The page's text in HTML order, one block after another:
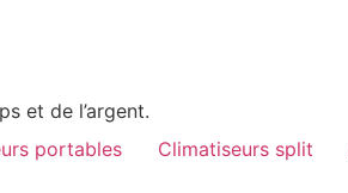
et de l’argent.
portables Climatiseurs split